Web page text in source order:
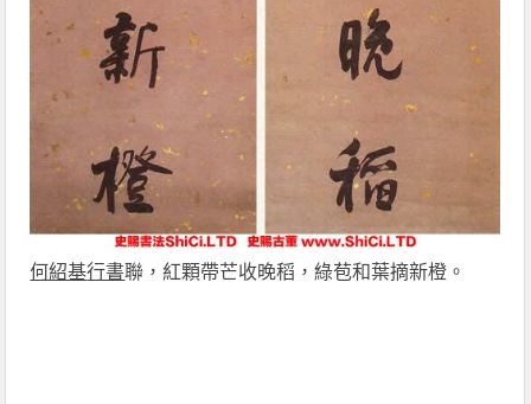
何紹基行書聯，紅顆帶芒收晚稻，綠苞和葉摘新橙。